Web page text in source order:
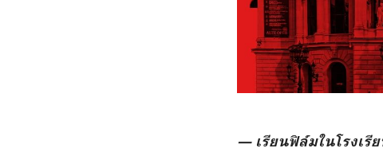
— เรียนฟิล์มในโรงเรี